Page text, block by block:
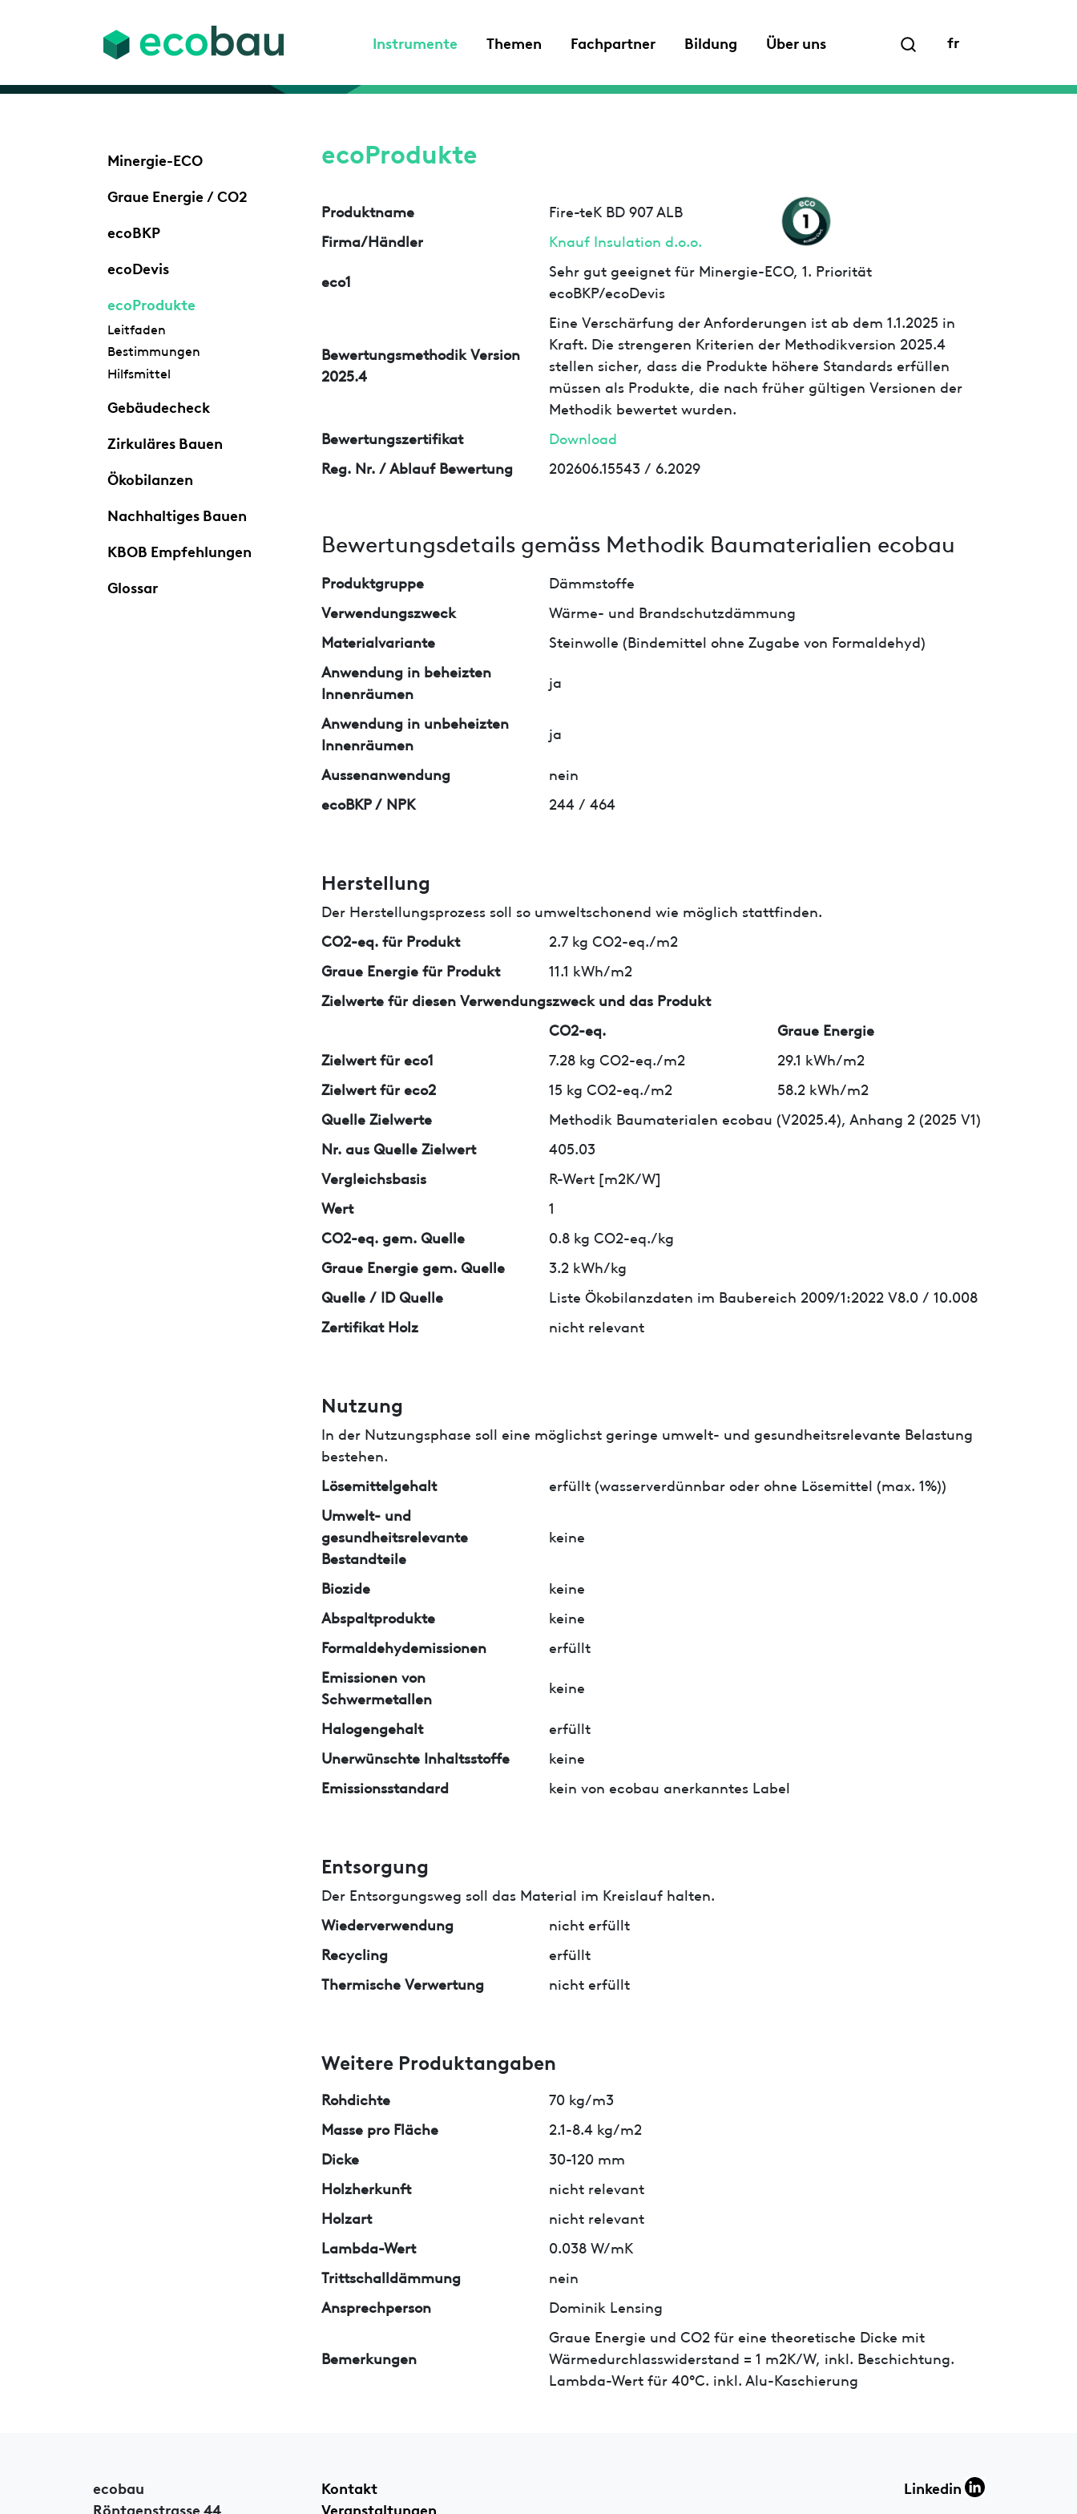
Instrumente Themen Fachpartner Bildung Über uns fr
Minergie-ECO
Graue Energie / CO2
ecoBKP
ecoDevis
ecoProdukte
Leitfaden
Bestimmungen
Hilfsmittel
Gebäudecheck
Zirkuläres Bauen
Ökobilanzen
Nachhaltiges Bauen
KBOB Empfehlungen
Glossar
ecoProdukte
Produktname
Fire-teK BD 907 ALB
Firma/Händler
Knauf Insulation d.o.o.
eco1
Sehr gut geeignet für Minergie-ECO, 1. Priorität
ecoBKP/ecoDevis
Bewertungsmethodik Version
2025.4
Eine Verschärfung der Anforderungen ist ab dem 1.1.2025 in
Kraft. Die strengeren Kriterien der Methodikversion 2025.4
stellen sicher, dass die Produkte höhere Standards erfüllen
müssen als Produkte, die nach früher gültigen Versionen der
Methodik bewertet wurden.
Bewertungszertifikat
Download
Reg. Nr. / Ablauf Bewertung
202606.15543 / 6.2029
Bewertungsdetails gemäss Methodik Baumaterialien ecobau
Produktgruppe
Dämmstoffe
Verwendungszweck
Wärme- und Brandschutzdämmung
Materialvariante
Steinwolle (Bindemittel ohne Zugabe von Formaldehyd)
Anwendung in beheizten
Innenräumen
ja
Anwendung in unbeheizten
Innenräumen
ja
Aussenanwendung
nein
ecoBKP / NPK
244 / 464
Herstellung
Der Herstellungsprozess soll so umweltschonend wie möglich stattfinden.
CO2-eq. für Produkt
2.7 kg CO2-eq./m2
Graue Energie für Produkt
11.1 kWh/m2
Zielwerte für diesen Verwendungszweck und das Produkt
CO2-eq.
Graue Energie
Zielwert für eco1
7.28 kg CO2-eq./m2
29.1 kWh/m2
Zielwert für eco2
15 kg CO2-eq./m2
58.2 kWh/m2
Quelle Zielwerte
Methodik Baumaterialen ecobau (V2025.4), Anhang 2 (2025 V1)
Nr. aus Quelle Zielwert
405.03
Vergleichsbasis
R-Wert [m2K/W]
Wert
1
CO2-eq. gem. Quelle
0.8 kg CO2-eq./kg
Graue Energie gem. Quelle
3.2 kWh/kg
Quelle / ID Quelle
Liste Ökobilanzdaten im Baubereich 2009/1:2022 V8.0 / 10.008
Zertifikat Holz
nicht relevant
Nutzung
In der Nutzungsphase soll eine möglichst geringe umwelt- und gesundheitsrelevante Belastung
bestehen.
Lösemittelgehalt
erfüllt (wasserverdünnbar oder ohne Lösemittel (max. 1%))
Umwelt- und
gesundheitsrelevante
Bestandteile
keine
Biozide
keine
Abspaltprodukte
keine
Formaldehydemissionen
erfüllt
Emissionen von
Schwermetallen
keine
Halogengehalt
erfüllt
Unerwünschte Inhaltsstoffe
keine
Emissionsstandard
kein von ecobau anerkanntes Label
Entsorgung
Der Entsorgungsweg soll das Material im Kreislauf halten.
Wiederverwendung
nicht erfüllt
Recycling
erfüllt
Thermische Verwertung
nicht erfüllt
Weitere Produktangaben
Rohdichte
70 kg/m3
Masse pro Fläche
2.1-8.4 kg/m2
Dicke
30-120 mm
Holzherkunft
nicht relevant
Holzart
nicht relevant
Lambda-Wert
0.038 W/mK
Trittschalldämmung
nein
Ansprechperson
Dominik Lensing
Bemerkungen
Graue Energie und CO2 für eine theoretische Dicke mit
Wärmedurchlasswiderstand = 1 m2K/W, inkl. Beschichtung.
Lambda-Wert für 40°C. inkl. Alu-Kaschierung
ecobau
Röntgenstrasse 44
Kontakt
Veranstaltungen
Linkedin